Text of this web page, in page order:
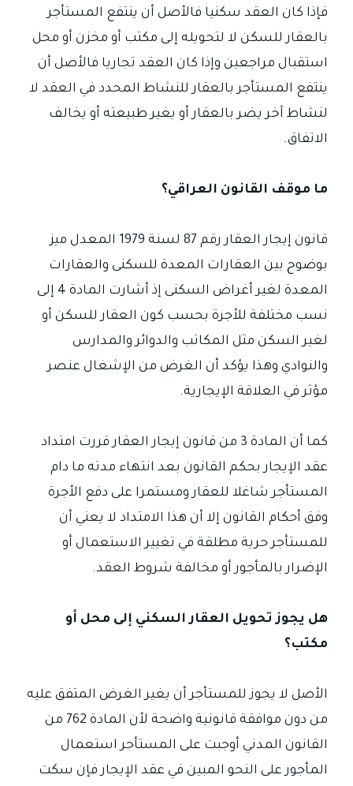
فإذا كان العقد سكنيا فالأصل أن ينتفع المستأجر
بالعقار للسكن لا لتحويله إلى مكتب أو مخزن أو محل
استقبال مراجعين وإذا كان العقد تجاريا فالأصل أن
ينتفع المستأجر بالعقار للنشاط المحدد في العقد لا
لنشاط آخر يضر بالعقار أو يغير طبيعته أو يخالف
الاتفاق.
ما موقف القانون العراقي؟
قانون إيجار العقار رقم 87 لسنة 1979 المعدل ميز
بوضوح بين العقارات المعدة للسكنى والعقارات
المعدة لغير أغراض السكنى إذ أشارت المادة 4 إلى
نسب مختلفة للأجرة بحسب كون العقار للسكن أو
لغير السكن مثل المكاتب والدوائر والمدارس
والنوادي وهذا يؤكد أن الغرض من الإشغال عنصر
مؤثر في العلاقة الإيجارية.
كما أن المادة 3 من قانون إيجار العقار قررت امتداد
عقد الإيجار بحكم القانون بعد انتهاء مدته ما دام
المستأجر شاغلا للعقار ومستمرا على دفع الأجرة
وفق أحكام القانون إلا أن هذا الامتداد لا يعني أن
للمستأجر حرية مطلقة في تغيير الاستعمال أو
الإضرار بالمأجور أو مخالفة شروط العقد.
هل يجوز تحويل العقار السكني إلى محل أو
مكتب؟
الأصل لا يجوز للمستأجر أن يغير الغرض المتفق عليه
من دون موافقة قانونية واضحة لأن المادة 762 من
القانون المدني أوجبت على المستأجر استعمال
المأجور على النحو المبين في عقد الإيجار فإن سكت